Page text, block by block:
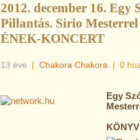
2012. december 16. Egy
Pillantás. Sirio
ÉNEK-KONCERT
13 éve | Chakora Chakora | 0
Egy